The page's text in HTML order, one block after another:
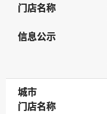
门店名称
门店名称
信息公示
信息公示
城市
城市
门店名称
门店名称